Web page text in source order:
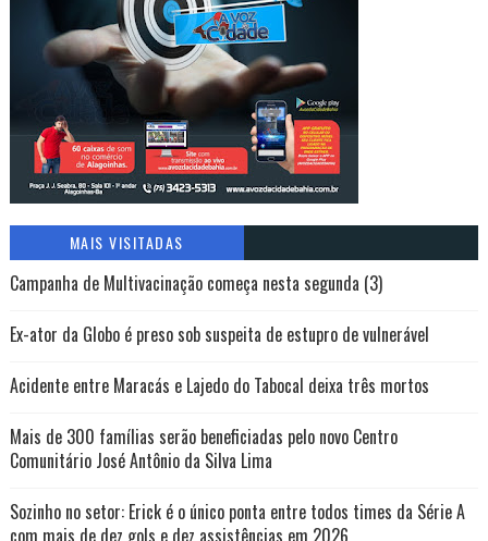
MAIS VISITADAS
Campanha de Multivacinação começa nesta segunda (3)
Ex-ator da Globo é preso sob suspeita de estupro de vulnerável
Acidente entre Maracás e Lajedo do Tabocal deixa três mortos
Mais de 300 famílias serão beneficiadas pelo novo Centro
Comunitário José Antônio da Silva Lima
Sozinho no setor: Erick é o único ponta entre todos times da Série A